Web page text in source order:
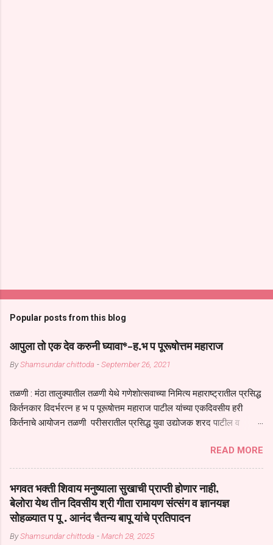
Popular posts from this blog
आपुला तो एक देव करुनी घ्यावा*-ह.भ प पूरूषोत्तम महाराज
ByShamsundar chittoda -September 26, 2021
तळणी : मंठा तालुक्यातील तळणी येथे गणेशोत्सवाच्या निमित्य महाराष्ट्रातील प्रसिद्ध
किर्तनकार विदर्भरत्न ह भ प पूरूषोत्तम महाराज पाटील यांच्या एकदिवसीय हरी
किर्तनाचे आयोजन तळणी परीसरातील प्रसिद्ध युवा उद्योजक शरद पाटील व
तुकाराम महाराज यांच्या *आपुला तो एक देव करुनी घ्यावा* *तेणे विन जिवा सुख
नोहे* *येरती माईक दुःखाची जनीती* *नाही आदी अंती अवसान* या अभंगावर
सुंदर निरूपण केले सध्य स्थितीचा काळ हा मानव जातीच्या परीक्षेचा काळ आहे
धर्ममंडपात बसलेली लोक ही खरच भाग्यवान आहेत कोरोना सारख्या महामारीत आपंण
जिवंत आहोत या महामारीतून जर आपल्याला वाचायचे असेल तर धार्मीक विचाराचा
आधार आपल्याला घ्यावाच लागेल महामारीच्या काळात वारकरी सप्रदायच खूप मोठा
आधार आहे सध्य स्थितीत मानव जातीची मानसीक अवस्था सक्षम असणे गरजेचे आहे
READ MORE
भगवत भक्ती शिवाय मनुष्याला सुखाची प्राप्ती होणार नाही,
बेलोरा येथ तीन दिवसीय श्री गीता रामायण संत्संग व ज्ञानयज्ञ
सोहळ्यात प पू . आनंद चैतन्य बापू यांचे प्रतिपादन
ByShamsundar chittoda -March 28, 2025